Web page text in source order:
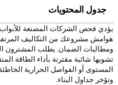
جدول المحتويات
فحص الشركات المصنعة للأبواب
مشروعك من التكاليف المرتفعة
الضمان. يطلب المشترون
شائبة مقترنة بأداء الطاقة
أو الفواصل الحرارية
جداول البناء.